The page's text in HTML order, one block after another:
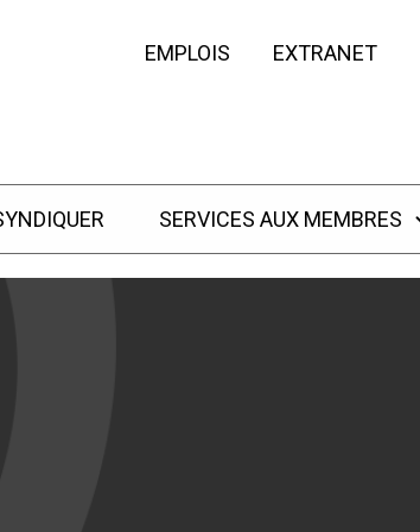
EMPLOIS EXTRANET
SERVICES AUX MEMBRES